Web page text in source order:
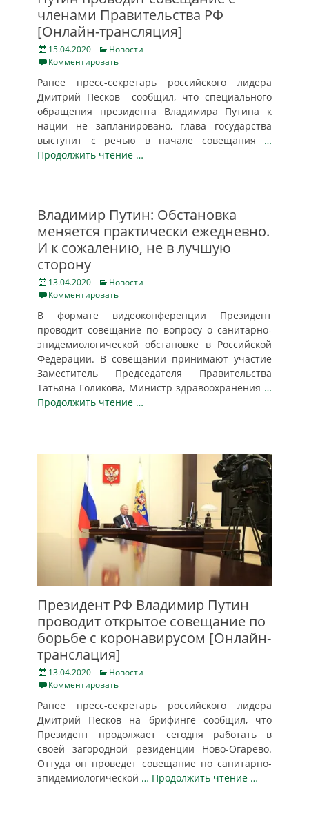
членами Правительства РФ
[Онлайн-трансляция]
Posted
on
15.04.2020 Categories
Новости
Комментировать
Ранее пресс-секретарь российского лидера
Дмитрий Песков сообщил, что специального
обращения президента Владимира Путина к
нации не запланировано, глава государства
выступит с речью в начале совещания …
Продолжить чтение …
Владимир Путин: Обстановка
меняется практически ежедневно.
И к сожалению, не в лучшую
сторону
Posted
on
13.04.2020 Categories
Новости
Комментировать
В формате видеоконференции Президент
проводит совещание по вопросу о санитарно-
эпидемиологической обстановке в Российской
Федерации. В совещании принимают участие
Заместитель Председателя Правительства
Татьяна Голикова, Министр здравоохранения …
Продолжить чтение …
Президент РФ Владимир Путин
проводит открытое совещание по
борьбе с коронавирусом [Онлайн-
транслация]
Posted
on
13.04.2020 Categories
Новости
Комментировать
Ранее пресс-секретарь российского лидера
Дмитрий Песков на брифинге сообщил, что
Президент продолжает сегодня работать в
своей загородной резиденции Ново-Огарево.
Оттуда он проведет совещание по санитарно-
эпидемиологической … Продолжить чтение …